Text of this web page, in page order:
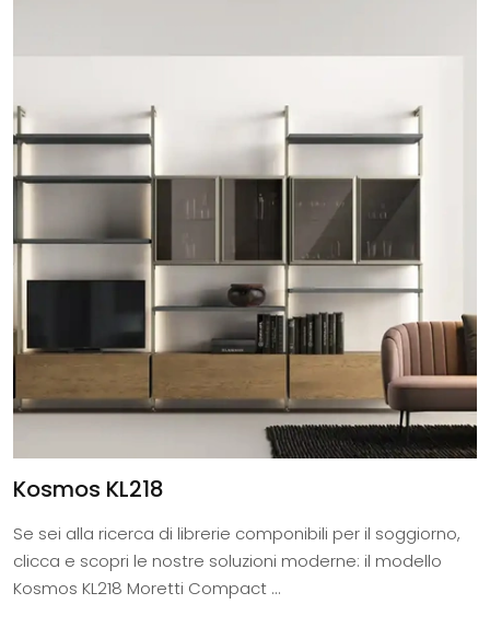
Kosmos KL218
Se sei alla ricerca di librerie componibili per il soggiorno,
clicca e scopri le nostre soluzioni moderne: il modello
Kosmos KL218 Moretti Compact ...